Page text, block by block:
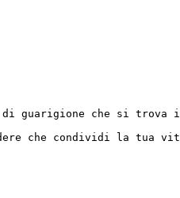
di guarigione che si
che condividi la tua